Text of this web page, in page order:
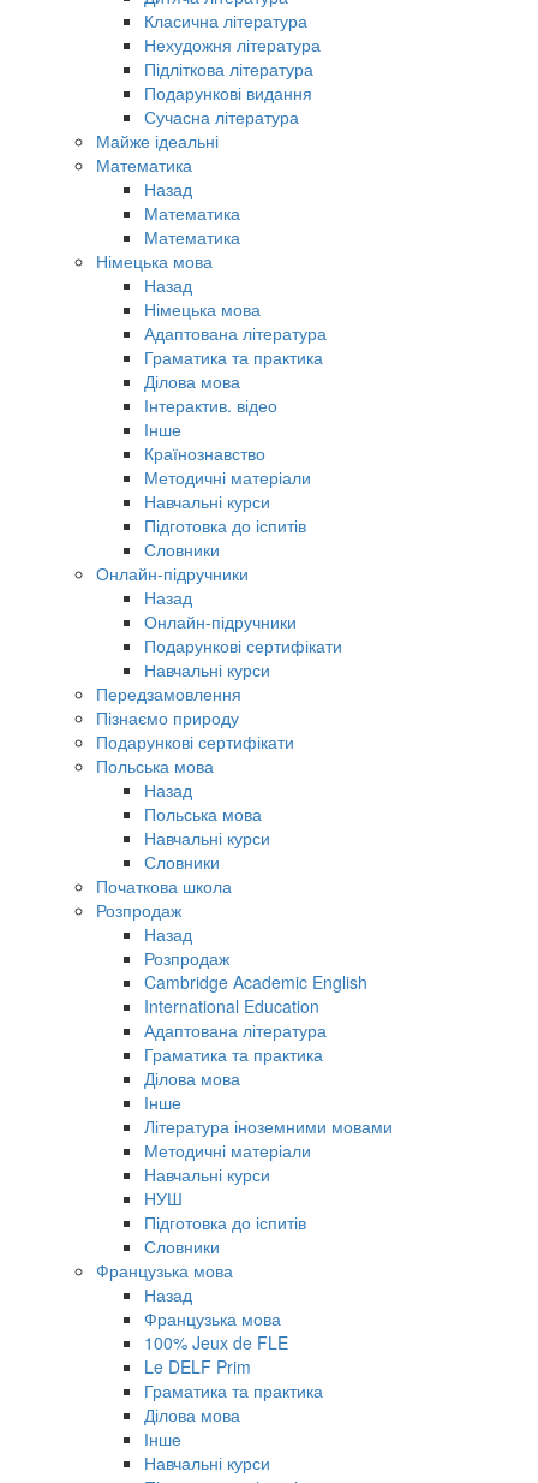
Класична література
Нехудожня література
Підліткова література
Подарункові видання
Сучасна література
Майже ідеальні
Математика
Назад
Математика
Математика
Німецька мова
Назад
Німецька мова
Адаптована література
Граматика та практика
Ділова мова
Інтерактив. відео
Інше
Країнознавство
Методичні матеріали
Навчальні курси
Підготовка до іспитів
Словники
Онлайн-підручники
Назад
Онлайн-підручники
Подарункові сертифікати
Навчальні курси
Передзамовлення
Пізнаємо природу
Подарункові сертифікати
Польська мова
Назад
Польська мова
Навчальні курси
Словники
Початкова школа
Розпродаж
Назад
Розпродаж
Cambridge Academic English
International Education
Адаптована література
Граматика та практика
Ділова мова
Інше
Література іноземними мовами
Методичні матеріали
Навчальні курси
НУШ
Підготовка до іспитів
Словники
Французька мова
Назад
Французька мова
100% Jeux de FLE
Le DELF Prim
Граматика та практика
Ділова мова
Інше
Навчальні курси